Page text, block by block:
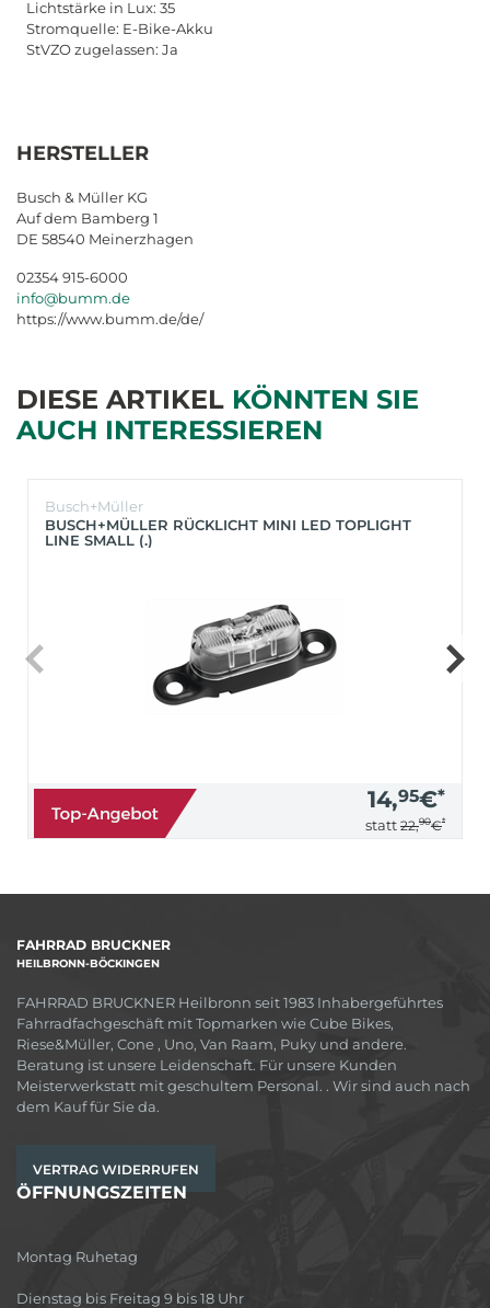
Lichtstärke in Lux: 35
Stromquelle: E-Bike-Akku
StVZO zugelassen: Ja
HERSTELLER
Busch & Müller KG
Auf dem Bamberg 1
DE 58540 Meinerzhagen
02354 915-6000
info@bumm.de
https://www.bumm.de/de/
DIESE ARTIKEL KÖNNTEN SIE
AUCH INTERESSIEREN
Busch+Müller
BUSCH+MÜLLER RÜCKLICHT MINI LED TOPLIGHT
LINE SMALL (.)
14,95€*
statt 22,90€*
FAHRRAD BRUCKNER
HEILBRONN-BÖCKINGEN
FAHRRAD BRUCKNER Heilbronn seit 1983 Inhabergeführtes
Fahrradfachgeschäft mit Topmarken wie Cube Bikes,
Riese&Müller, Cone , Uno, Van Raam, Puky und andere.
Beratung ist unsere Leidenschaft. Für unsere Kunden
Meisterwerkstatt mit geschultem Personal. . Wir sind auch nach
dem Kauf für Sie da.
VERTRAG WIDERRUFEN
ÖFFNUNGSZEITEN
Montag Ruhetag
Dienstag bis Freitag 9 bis 18 Uhr